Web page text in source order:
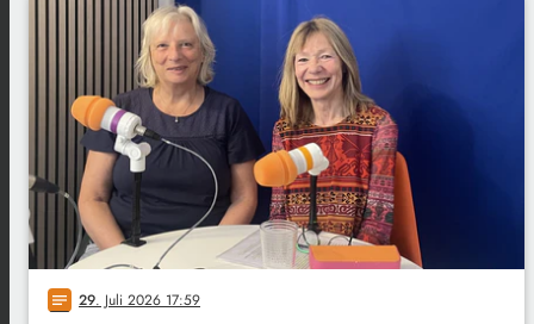
notes 29. Juli 2026 17:59